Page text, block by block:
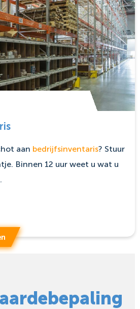
aan bedrijfsinventaris? Stuur
Binnen 12 uur weet u wat u